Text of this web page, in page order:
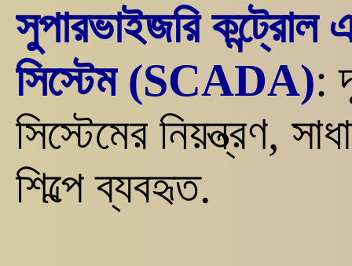
সুপারভাইজরি কন্ট্রোল
সিস্টেম (SCADA):
সিস্টেমের নিয়ন্ত্রণ,
শিল্পে ব্যবহৃত.